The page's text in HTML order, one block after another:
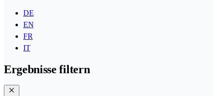
DE
EN
FR
IT
Ergebnisse filtern